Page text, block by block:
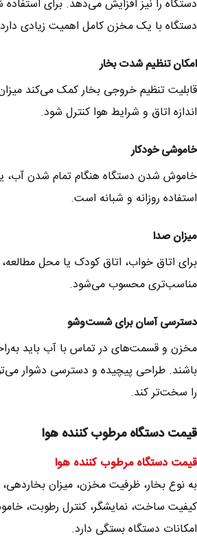
دستگاه را نیز افزایش می‌دهد. برای استفاده
دستگاه با یک مخزن کامل اهمیت زیادی
امکان تنظیم شدت بخار
قابلیت تنظیم خروجی بخار کمک می‌کند
اندازه اتاق و شرایط هوا کنترل شود.
خاموشی خودکار
خاموش شدن دستگاه هنگام تمام شدن آب،
استفاده روزانه و شبانه است.
میزان صدا
برای اتاق خواب، اتاق کودک یا محل
مناسب‌تری محسوب می‌شود.
دسترسی آسان برای شست‌وشو
مخزن و قسمت‌های در تماس با آب باید
باشند. طراحی پیچیده و دسترسی دشوار
را سخت‌تر کند.
قیمت دستگاه مرطوب کننده هوا
قیمت دستگاه مرطوب کننده هوا
به نوع بخار، ظرفیت مخزن، میزان
کیفیت ساخت، نمایشگر، کنترل رطوبت،
امکانات دستگاه بستگی دارد.